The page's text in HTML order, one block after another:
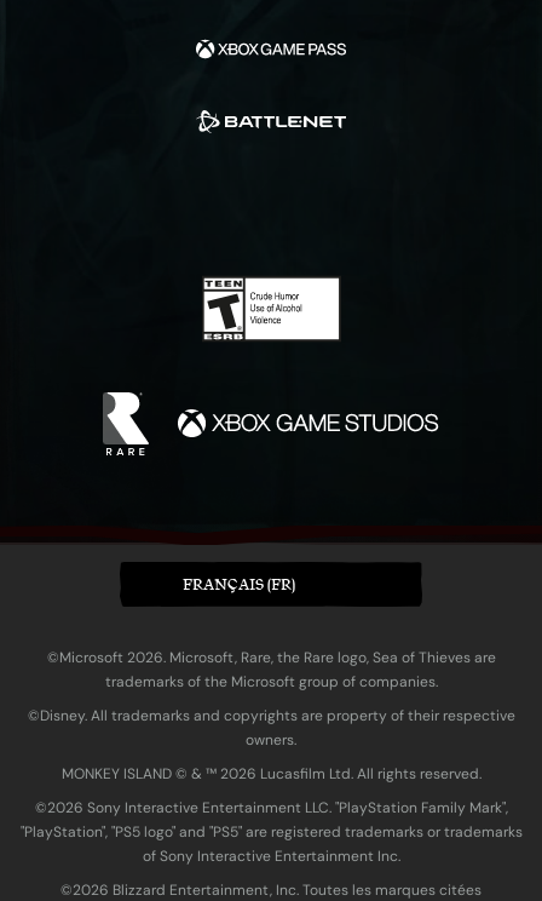
FRANÇAIS (FR)
©Microsoft 2026. Microsoft, Rare, the Rare logo, Sea of Thieves are
trademarks of the Microsoft group of companies.
©Disney. All trademarks and copyrights are property of their respective
owners.
MONKEY ISLAND © & ™ 20‍26 Lucasfilm Ltd. All rights reserved.
©2026 Sony Interactive Entertainment LLC. "PlayStation Family Mark",
"PlayStation", "PS5 logo" and "PS5" are registered trademarks or trademarks
of Sony Interactive Entertainment Inc.
©2026 Blizzard Entertainment, Inc. Toutes les marques citées